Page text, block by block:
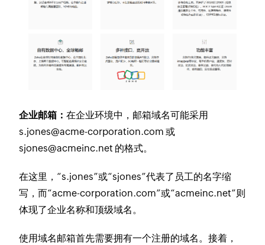
企业邮箱：在企业环境中，邮箱域名可能采用
s.jones@acme-corporation.com 或
sjones@acmeinc.net 的格式。
在这里，“s.jones”或“sjones”代表了员工的名字缩
写，而“acme-corporation.com”或“acmeinc.net”则
体现了企业名称和顶级域名。
使用域名邮箱首先需要拥有一个注册的域名。接着，